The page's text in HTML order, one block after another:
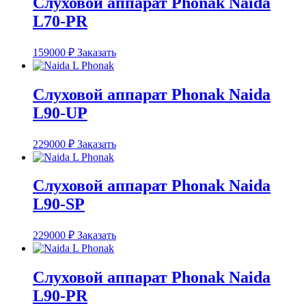
L70-PR
159000 ₽ Заказать
Слуховой аппарат Phonak Naida
L90-UP
229000 ₽ Заказать
Слуховой аппарат Phonak Naida
L90-SP
229000 ₽ Заказать
Слуховой аппарат Phonak Naida
L90-PR